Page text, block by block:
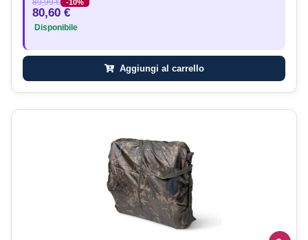
-10%
80,60 €
Disponibile
Aggiungi al carrello